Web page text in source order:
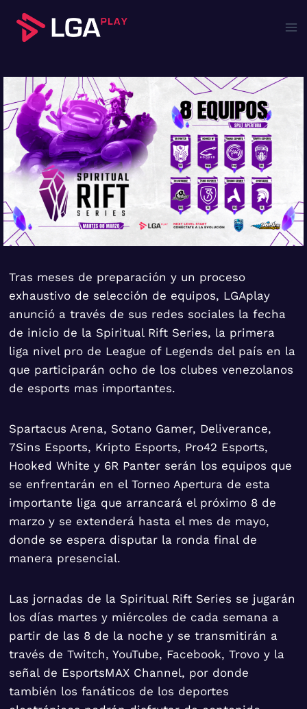
contenido
Tras meses de preparación y un proceso
exhaustivo de selección de equipos, LGAplay
anunció a través de sus redes sociales la fecha
de inicio de la Spiritual Rift Series, la primera
liga nivel pro de League of Legends del país en la
que participarán ocho de los clubes venezolanos
de esports mas importantes.
Spartacus Arena, Sotano Gamer, Deliverance,
7Sins Esports, Kripto Esports, Pro42 Esports,
Hooked White y 6R Panter serán los equipos que
se enfrentarán en el Torneo Apertura de esta
importante liga que arrancará el próximo 8 de
marzo y se extenderá hasta el mes de mayo,
donde se espera disputar la ronda final de
manera presencial.
Las jornadas de la Spiritual Rift Series se jugarán
los días martes y miércoles de cada semana a
partir de las 8 de la noche y se transmitirán a
través de Twitch, YouTube, Facebook, Trovo y la
señal de EsportsMAX Channel, por donde
también los fanáticos de los deportes